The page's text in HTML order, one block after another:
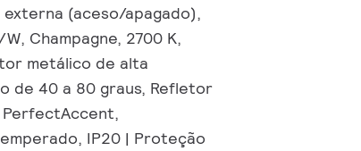
(aceso/apagado),
Champagne, 2700 K,
metálico de alta
de 40 a 80 graus, Refletor
IP20 | Proteção